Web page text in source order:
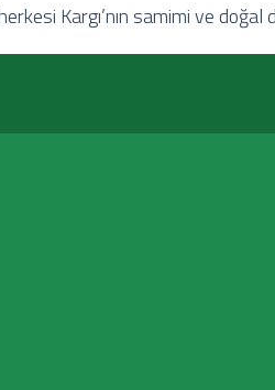
Kargı’nın samimi ve doğal